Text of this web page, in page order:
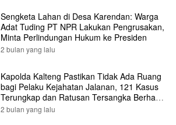
Sengketa Lahan di Desa Karendan: Warga
Adat Tuding PT NPR Lakukan Pengrusakan,
Minta Perlindungan Hukum ke Presiden
2 bulan yang lalu
Kapolda Kalteng Pastikan Tidak Ada Ruang
bagi Pelaku Kejahatan Jalanan, 121 Kasus
Terungkap dan Ratusan Tersangka Berhasil
Dibekuk
2 bulan yang lalu